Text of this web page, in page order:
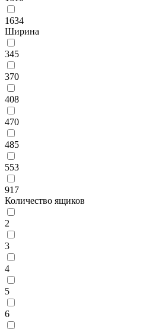
1634
Ширина
345
370
408
470
485
553
917
Количество ящиков
2
3
4
5
6